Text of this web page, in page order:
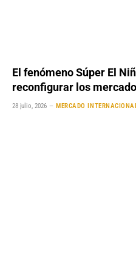
El fenómeno Súper El
reconfigurar los
28 julio, 2026 MERCADO